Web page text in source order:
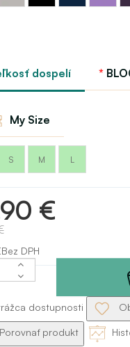
dospelí
My Size
S M L
€
DPH
dostupnosti
Porovnať produkt